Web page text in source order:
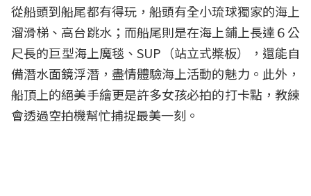
從船頭到船尾都有得玩，船頭有全小琉球獨家的海上
溜滑梯、高台跳水；而船尾則是在海上鋪上長達６公
尺長的巨型海上魔毯、SUP（站立式槳板），還能自
備潛水面鏡浮潛，盡情體驗海上活動的魅力。此外，
船頂上的絕美手繪更是許多女孩必拍的打卡點，教練
會透過空拍機幫忙捕捉最美一刻。